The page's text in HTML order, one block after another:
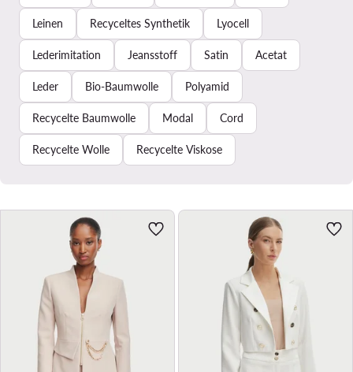
Leinen Recyceltes Synthetik Lyocell
Lederimitation Jeansstoff Satin Acetat
Leder Bio-Baumwolle Polyamid
Recycelte Baumwolle Modal Cord
Recycelte Wolle Recycelte Viskose